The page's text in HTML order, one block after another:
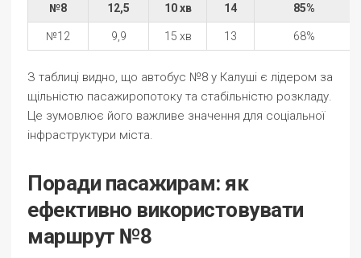
№8 12,5 10 хв 14 85%
№12 9,9 15 хв 13 68%
З таблиці видно, що автобус №8 у Калуші є лідером за
щільністю пасажиропотоку та стабільністю розкладу.
Це зумовлює його важливе значення для соціальної
інфраструктури міста.
Поради пасажирам: як
ефективно використовувати
маршрут №8